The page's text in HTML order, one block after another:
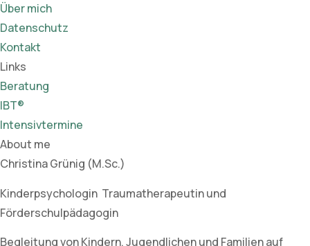
Über mich
Datenschutz
Kontakt
Links
Beratung
IBT®
Intensivtermine
About me
Christina Grünig (M.Sc.)
Kinderpsychologin Traumatherapeutin und
Förderschulpädagogin
Begleitung von Kindern, Jugendlichen und Familien auf